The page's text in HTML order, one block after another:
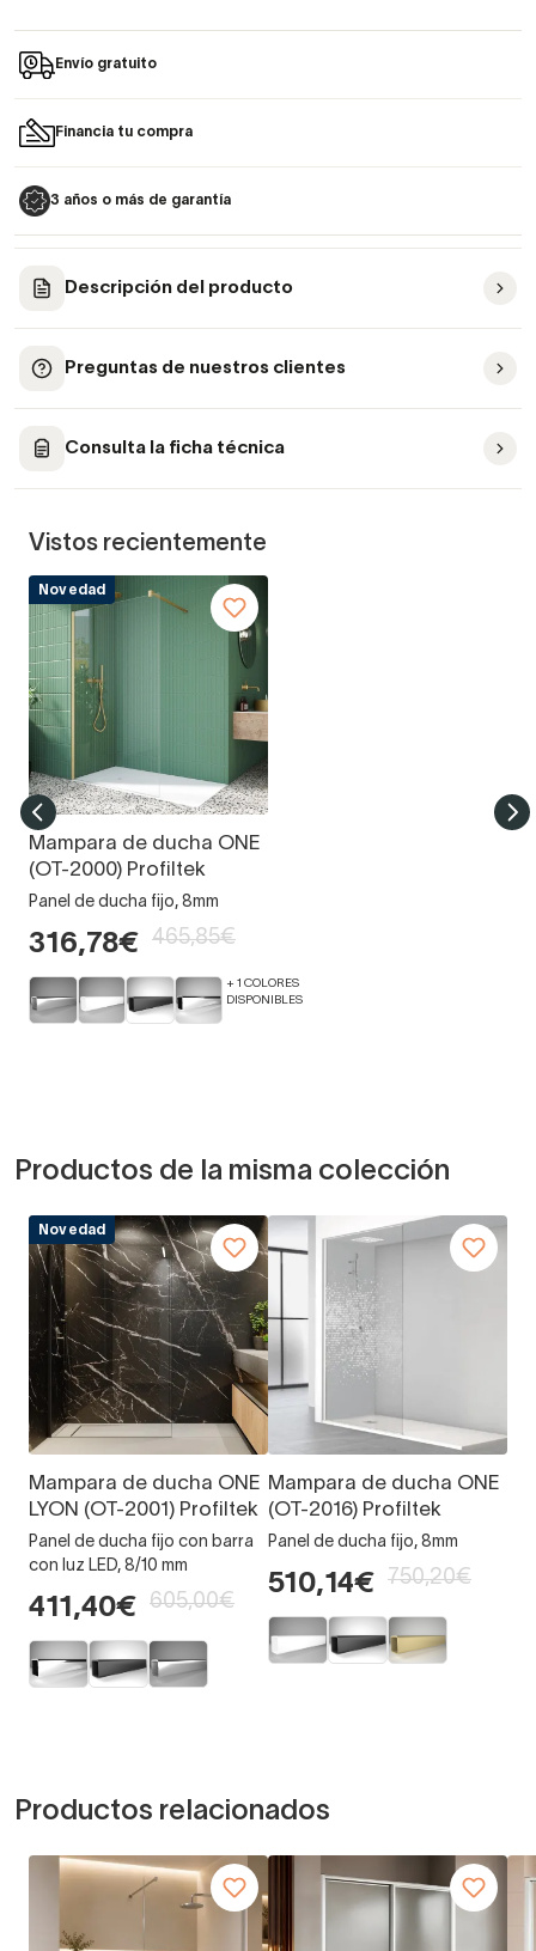
Envío gratuito
Financia tu compra
3 años o más de garantía
Descripción del producto
Preguntas de nuestros clientes
Consulta la ficha técnica
Vistos recientemente
Novedad
Mampara de ducha ONE
(OT-2000) Profiltek
Panel de ducha fijo, 8mm
316,78€ 465,85€
+ 1 COLORES
DISPONIBLES
Productos de la misma colección
Novedad
Mampara de ducha ONE
LYON (OT-2001) Profiltek
Panel de ducha fijo con barra
con luz LED, 8/10 mm
411,40€ 605,00€
Mampara de ducha ONE
(OT-2016) Profiltek
Panel de ducha fijo, 8mm
510,14€ 750,20€
Productos relacionados